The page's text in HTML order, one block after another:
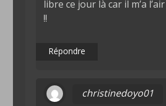
libre ce jour là car il m’a
!!
Répondre
christinedoyo01